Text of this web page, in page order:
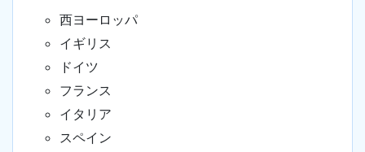
西ヨーロッパ
イギリス
ドイツ
フランス
イタリア
スペイン